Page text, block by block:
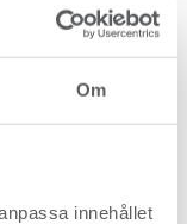
Om
innehållet
sorteringsarbete
installerad
Det ger också
kundunika
smidigt sätt.